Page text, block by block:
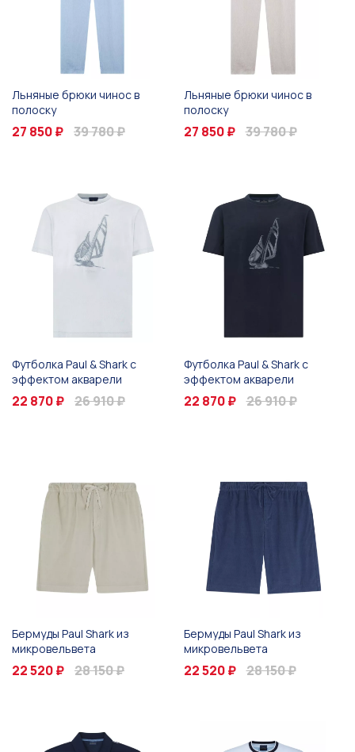
Льняные брюки чинос в
полоску
27 850 ₽ 39 780 ₽
Льняные брюки чинос в
полоску
27 850 ₽ 39 780 ₽
Футболка Paul & Shark с
эффектом акварели
22 870 ₽ 26 910 ₽
Футболка Paul & Shark с
эффектом акварели
22 870 ₽ 26 910 ₽
Бермуды Paul Shark из
микровельвета
22 520 ₽ 28 150 ₽
Бермуды Paul Shark из
микровельвета
22 520 ₽ 28 150 ₽